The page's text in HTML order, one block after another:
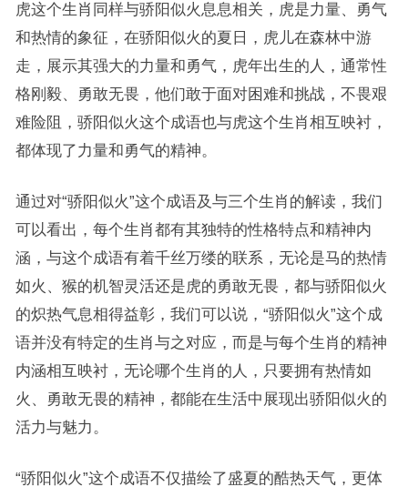
虎这个生肖同样与骄阳似火息息相关，虎是力量、勇气
和热情的象征，在骄阳似火的夏日，虎儿在森林中游
走，展示其强大的力量和勇气，虎年出生的人，通常性
格刚毅、勇敢无畏，他们敢于面对困难和挑战，不畏艰
难险阻，骄阳似火这个成语也与虎这个生肖相互映衬，
都体现了力量和勇气的精神。
通过对“骄阳似火”这个成语及与三个生肖的解读，我们
可以看出，每个生肖都有其独特的性格特点和精神内
涵，与这个成语有着千丝万缕的联系，无论是马的热情
如火、猴的机智灵活还是虎的勇敢无畏，都与骄阳似火
的炽热气息相得益彰，我们可以说，“骄阳似火”这个成
语并没有特定的生肖与之对应，而是与每个生肖的精神
内涵相互映衬，无论哪个生肖的人，只要拥有热情如
火、勇敢无畏的精神，都能在生活中展现出骄阳似火的
活力与魅力。
“骄阳似火”这个成语不仅描绘了盛夏的酷热天气，更体